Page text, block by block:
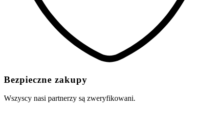
Bezpieczne zakupy
Wszyscy nasi partnerzy są zweryfikowani.